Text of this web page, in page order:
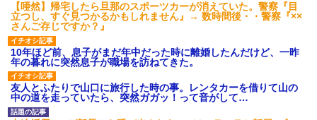
【唖然】帰宅したら旦那のスポーツカーが消えていた。警察『目
立つし、すぐ見つかるかもしれません』→ 数時間後・・警察『××
さんご存じですか？』
10年ほど前、息子がまだ年中だった時に離婚したんだけど、一昨
年の暮れに突然息子が職場を訪ねてきた。
友人とふたりで山口に旅行した時の事。レンタカーを借りて山の
中の道を走っていたら、突然ガガッ！って音がして…